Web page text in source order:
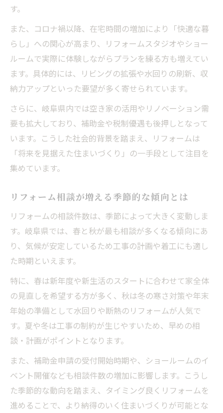
す。
また、コロナ禍以降、在宅時間の増加により「快適な暮
らし」への関心が高まり、リフォームスタジオやショー
ルームで実際に体験しながらプランを練る方も増えてい
ます。具体的には、リビングの拡張や水回りの刷新、収
納力アップといった要望が多く寄せられています。
さらに、岐阜県内では空き家の活用やリノベーション需
要も拡大しており、補助金や税制優遇も後押しとなって
います。こうした社会的背景を踏まえ、リフォームは
「将来を見据えた住まいづくり」の一手段として注目を
集めています。
リフォーム相談が増える季節的な傾向とは
リフォームの相談件数は、季節によって大きく変動しま
す。岐阜県では、春と秋が最も相談が多くなる傾向にあ
り、気候が安定しているため工事の計画や着工にも適し
た時期といえます。
特に、春は新年度や新生活のスタートに合わせて家全体
の見直しを希望する方が多く、秋は冬の寒さ対策や年末
年始の準備として水回りや断熱のリフォームが人気で
す。夏や冬は工事の制約が生じやすいため、早めの相
談・計画がポイントとなります。
また、補助金申請の受付開始時期や、ショールームのイ
ベント開催なども相談件数の増加に影響します。こうし
た季節的な動向を踏まえ、タイミング良くリフォームを
進めることで、より納得のいく住まいづくりが可能とな